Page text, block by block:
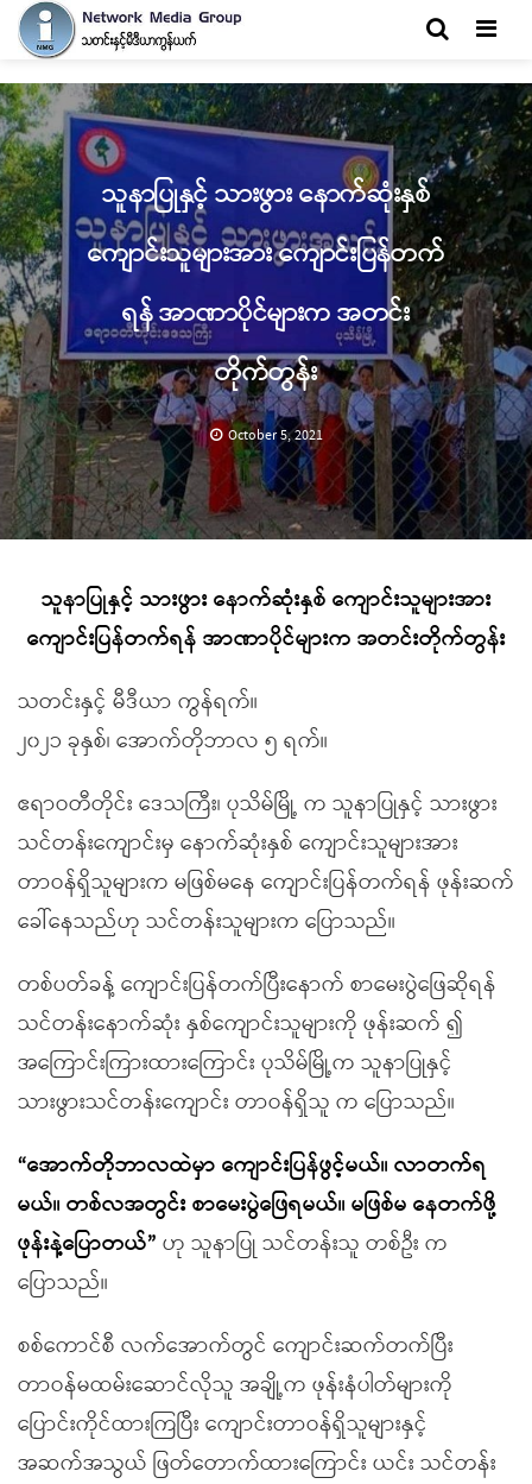
သူနာပြုနှင့် သားဖွား နောက်ဆုံးနှစ်
ကျောင်းသူများအား ကျောင်းပြန်တက်
ရန် အာဏာပိုင်များက အတင်း
တိုက်တွန်း
October 5, 2021
သူနာပြုနှင့် သားဖွား နောက်ဆုံးနှစ် ကျောင်းသူများအား
ကျောင်းပြန်တက်ရန် အာဏာပိုင်များက အတင်းတိုက်တွန်း
သတင်းနှင့် မီဒီယာ ကွန်ရက်။
၂၀၂၁ ခုနှစ်၊ အောက်တိုဘာလ ၅ ရက်။
ဧရာဝတီတိုင်း ဒေသကြီး၊ ပုသိမ်မြို့ က သူနာပြုနှင့် သားဖွား
သင်တန်းကျောင်းမှ နောက်ဆုံးနှစ် ကျောင်းသူများအား
တာဝန်ရှိသူများက မဖြစ်မနေ ကျောင်းပြန်တက်ရန် ဖုန်းဆက်
ခေါ်နေသည်ဟု သင်တန်းသူများက ပြောသည်။
တစ်ပတ်ခန့် ကျောင်းပြန်တက်ပြီးနောက် စာမေးပွဲဖြေဆိုရန်
သင်တန်းနောက်ဆုံး နှစ်ကျောင်းသူများကို ဖုန်းဆက် ၍
အကြောင်းကြားထားကြောင်း ပုသိမ်မြို့က သူနာပြုနှင့်
သားဖွားသင်တန်းကျောင်း တာဝန်ရှိသူ က ပြောသည်။
“အောက်တိုဘာလထဲမှာ ကျောင်းပြန်ဖွင့်မယ်။ လာတက်ရ
မယ်။ တစ်လအတွင်း စာမေးပွဲဖြေရမယ်။ မဖြစ်မ နေတက်ဖို့
ဖုန်းနဲ့ပြောတယ်” ဟု သူနာပြု သင်တန်းသူ တစ်ဦး က
ပြောသည်။
စစ်ကောင်စီ လက်အောက်တွင် ကျောင်းဆက်တက်ပြီး
တာဝန်မထမ်းဆောင်လိုသူ အချို့က ဖုန်းနံပါတ်များကို
ပြောင်းကိုင်ထားကြပြီး ကျောင်းတာဝန်ရှိသူများနှင့်
အဆက်အသွယ် ဖြတ်တောက်ထားကြောင်း ယင်း သင်တန်း